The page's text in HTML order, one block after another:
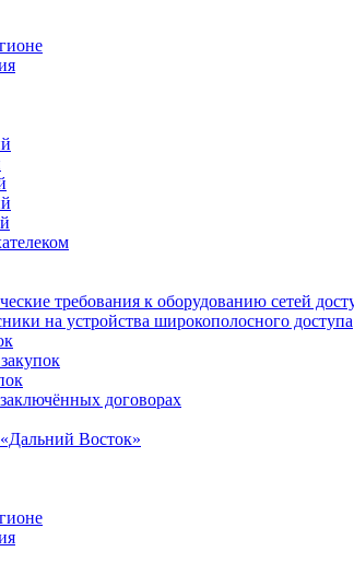
требования к оборудованию сетей
на устройства широкополосного доступа
договорах
Восток»